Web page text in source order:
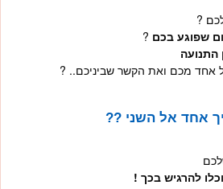
?
שפוגע בכם ?
התנועה
אחד מכם ואת הקשר שביניכם.. ?
אחד אל השני ??
להרגיש בכך !